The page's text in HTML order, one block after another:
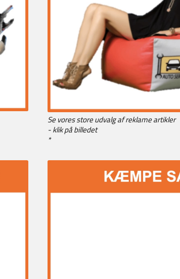
Se vores store udvalg af reklame artikler
- klik på billedet
*